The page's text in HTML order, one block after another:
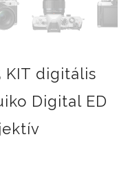
KIT digitális
Digital ED